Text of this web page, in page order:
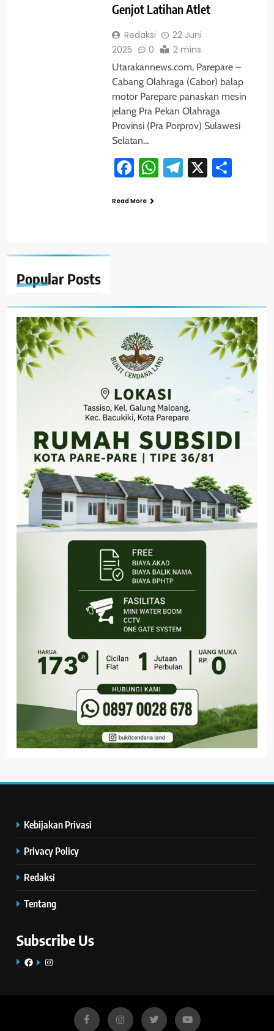
Popular Posts
Genjot Latihan Atlet
Redaksi
22 Juni
2025
0 2 mins
Utarakannews.com, Parepare –
Cabang Olahraga (Cabor) balap
motor Parepare panaskan mesin
jelang Pra Pekan Olahraga
Provinsi (Pra Porprov) Sulawesi
Selatan…
Facebook
WhatsApp
Telegram
X
Read More
Kebijakan Privasi
Privacy Policy
Redaksi
Tentang
Subscribe Us
FacebookInstagram